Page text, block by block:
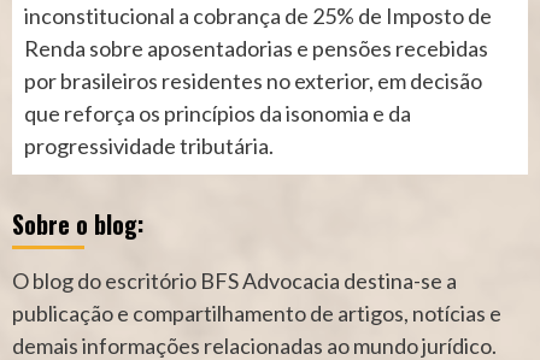
inconstitucional a cobrança de 25% de Imposto de
Renda sobre aposentadorias e pensões recebidas
por brasileiros residentes no exterior, em decisão
que reforça os princípios da isonomia e da
progressividade tributária.
Sobre o blog:
O blog do escritório BFS Advocacia destina-se a
publicação e compartilhamento de artigos, notícias e
demais informações relacionadas ao mundo jurídico.